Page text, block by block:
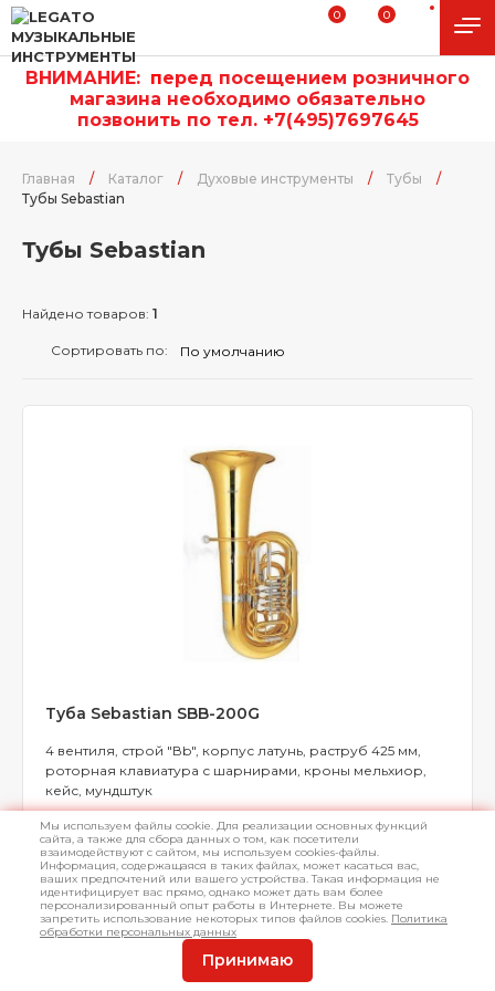
0 0
ВНИМАНИЕ: перед посещением розничного
магазина необходимо обязательно
позвонить по тел. +7(495)7697645
Главная / Каталог / Духовые инструменты / Тубы
/
Тубы Sebastian
Тубы Sebastian
Найдено товаров: 1
Сортировать по:
Туба Sebastian SBB-200G
4 вентиля, строй "Вb", корпус латунь, раструб 425 мм,
роторная клавиатура с шарнирами, кроны мельхиор,
кейс, мундштук
Арт.L040566 Нет в наличии
Мы используем файлы cookie. Для реализации основных функций
сайта, а также для сбора данных о том, как посетители
взаимодействуют с сайтом, мы используем cookies-файлы.
Информация, содержащаяся в таких файлах, может касаться вас,
ваших предпочтений или вашего устройства. Такая информация не
идентифицирует вас прямо, однако может дать вам более
персонализированный опыт работы в Интернете. Вы можете
запретить использование некоторых типов файлов cookies. Политика
обработки персональных данных
Принимаю